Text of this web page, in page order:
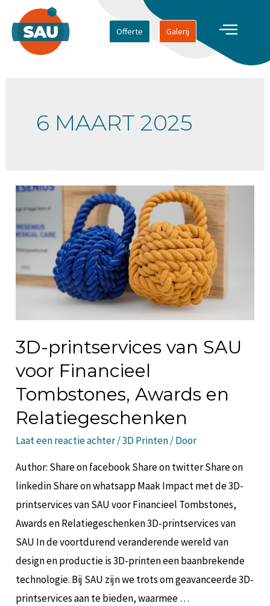
Offerte Galerij
6 MAART 2025
3D-printservices van SAU
voor Financieel
Tombstones, Awards en
Relatiegeschenken
Laat een reactie achter/3D Printen/ Door
Author: Share on facebook Share on twitter Share on
linkedin Share on whatsapp Maak Impact met de 3D-
printservices van SAU voor Financieel Tombstones,
Awards en Relatiegeschenken 3D-printservices van
SAU In de voortdurend veranderende wereld van
design en productie is 3D-printen een baanbrekende
technologie. Bij SAU zijn we trots om geavanceerde 3D-
printservices aan te bieden, waarmee …